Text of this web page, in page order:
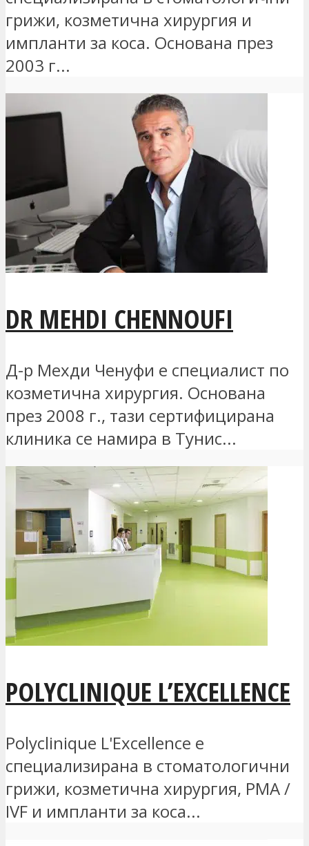
грижи, козметична хирургия и
импланти за коса. Основана през
2003 г...
DR MEHDI CHENNOUFI
Д-р Мехди Ченуфи е специалист по
козметична хирургия. Основана
през 2008 г., тази сертифицирана
клиника се намира в Тунис...
POLYCLINIQUE L’EXCELLENCE
Polyclinique L'Excellence е
специализирана в стоматологични
грижи, козметична хирургия, PMA /
IVF и импланти за коса...